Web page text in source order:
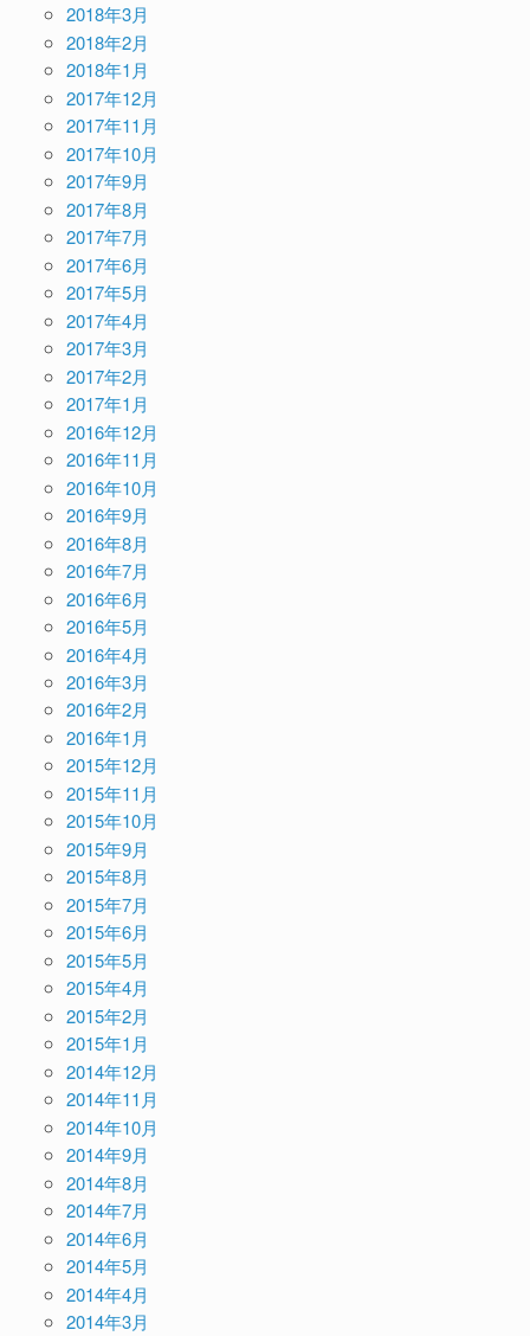
2018年3月
2018年2月
2018年1月
2017年12月
2017年11月
2017年10月
2017年9月
2017年8月
2017年7月
2017年6月
2017年5月
2017年4月
2017年3月
2017年2月
2017年1月
2016年12月
2016年11月
2016年10月
2016年9月
2016年8月
2016年7月
2016年6月
2016年5月
2016年4月
2016年3月
2016年2月
2016年1月
2015年12月
2015年11月
2015年10月
2015年9月
2015年8月
2015年7月
2015年6月
2015年5月
2015年4月
2015年2月
2015年1月
2014年12月
2014年11月
2014年10月
2014年9月
2014年8月
2014年7月
2014年6月
2014年5月
2014年4月
2014年3月